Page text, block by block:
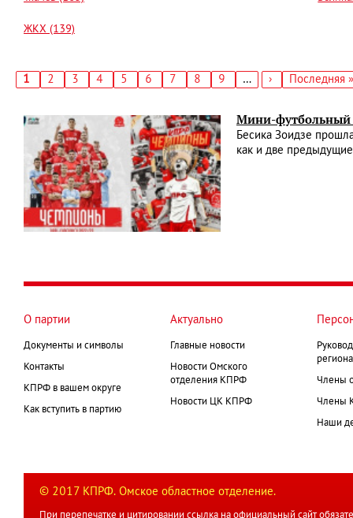
ЖКХ (139)
Текущая
1 Страница
2 Страница
3 Страница
4 Страница
5 Страница
6 Страница
7 Страница
8 Страница
9 …
Следующая
›
Последняя
Последняя »
Мини-футбольный
Бесика Зоидзе
как и две
О партии
Документы и символы
Контакты
КПРФ в вашем округе
Как вступить в партию
Актуально
Главные новости
Новости Омского
отделения КПРФ
Новости ЦК КПРФ
Члены
Члены
Наши
© 2017 КПРФ. Омское областное отделение.
При перепечатке и цитировании ссылка на официальный сайт